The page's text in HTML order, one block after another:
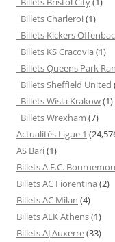
Billets Charleroi(1)
Billets Kickers
Billets KS Cracovia (1)
Billets Queens Park
Billets Sheffield United
Billets Wisla Krakow(1)
Billets Wrexham (7)
Actualités Ligue 1
AS Bari(1)
Billets A.F.C.
Billets AC Fiorentina (2)
Billets AC Milan (4)
Billets AEK Athens(1)
Billets AJ Auxerre(33)